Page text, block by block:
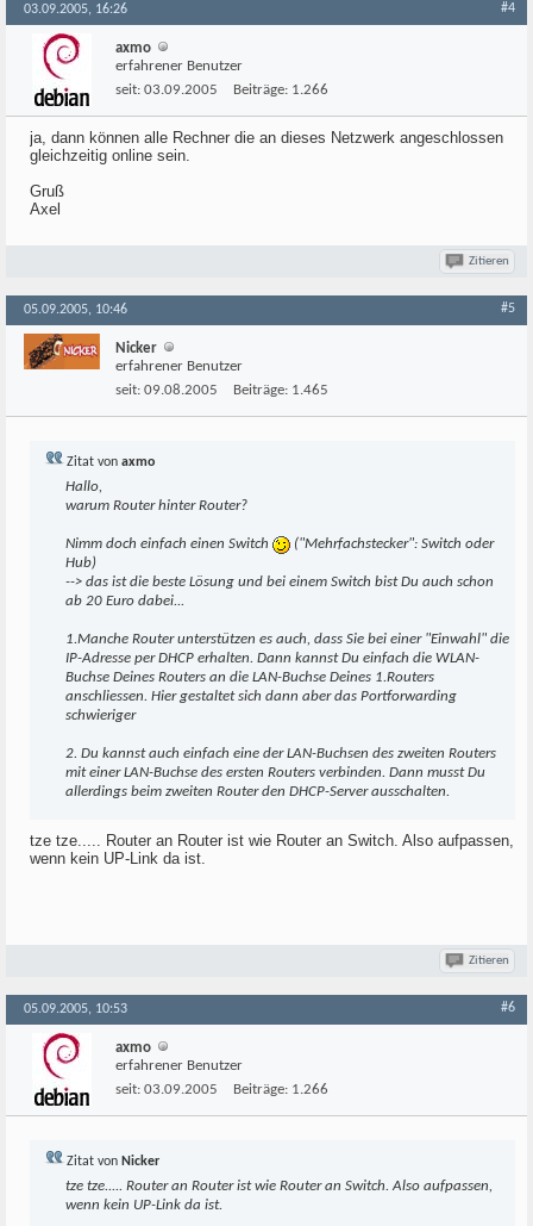
03.09.2005, 16:26 #4
axmo
erfahrener Benutzer
seit: 03.09.2005 Beiträge: 1.266
ja, dann können alle Rechner die an dieses Netzwerk angeschlossen
gleichzeitig online sein.
Gruß
Axel
Zitieren
05.09.2005, 10:46 #5
Nicker
erfahrener Benutzer
seit: 09.08.2005 Beiträge: 1.465
Zitat von axmo
Hallo,
warum Router hinter Router?
Nimm doch einfach einen Switch
("Mehrfachstecker": Switch oder
Hub)
--> das ist die beste Lösung und bei einem Switch bist Du auch schon
ab 20 Euro dabei...
1.Manche Router unterstützen es auch, dass Sie bei einer "Einwahl" die
IP-Adresse per DHCP erhalten. Dann kannst Du einfach die WLAN-
Buchse Deines Routers an die LAN-Buchse Deines 1.Routers
anschliessen. Hier gestaltet sich dann aber das Portforwarding
schwieriger
2. Du kannst auch einfach eine der LAN-Buchsen des zweiten Routers
mit einer LAN-Buchse des ersten Routers verbinden. Dann musst Du
allerdings beim zweiten Router den DHCP-Server ausschalten.
tze tze..... Router an Router ist wie Router an Switch. Also aufpassen,
wenn kein UP-Link da ist.
Zitieren
05.09.2005, 10:53 #6
axmo
erfahrener Benutzer
seit: 03.09.2005 Beiträge: 1.266
Zitat von Nicker
tze tze..... Router an Router ist wie Router an Switch. Also aufpassen,
wenn kein UP-Link da ist.